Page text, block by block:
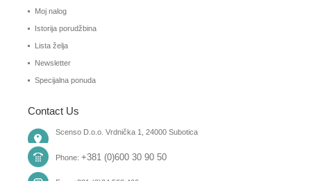
Moj nalog
Istorija porudžbina
Lista želja
Newsletter
Specijalna ponuda
Contact Us
Scenso D.o.o. Vrdnička 1, 24000 Subotica
Phone: +381 (0)600 30 90 50